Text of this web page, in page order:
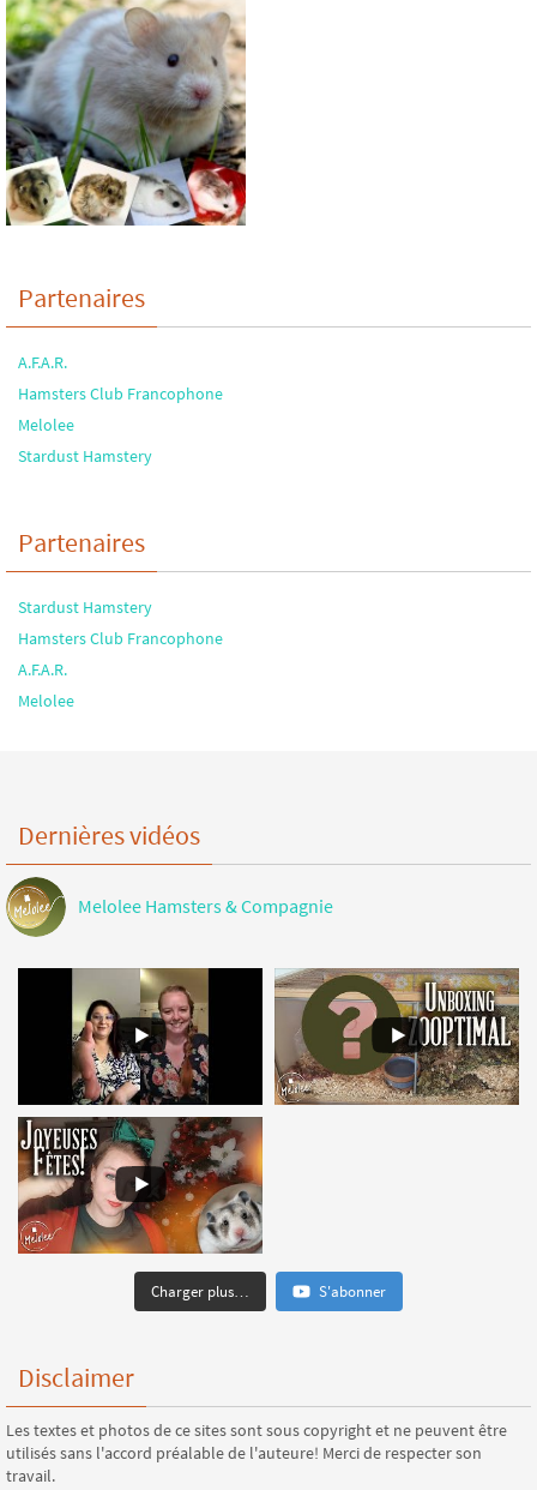
Partenaires
A.F.A.R.
Hamsters Club Francophone
Melolee
Stardust Hamstery
Partenaires
Stardust Hamstery
Hamsters Club Francophone
A.F.A.R.
Melolee
Dernières vidéos
Melolee Hamsters & Compagnie
Charger plus… S'abonner
Disclaimer
Les textes et photos de ce sites sont sous copyright et ne peuvent être
utilisés sans l'accord préalable de l'auteure! Merci de respecter son
travail.